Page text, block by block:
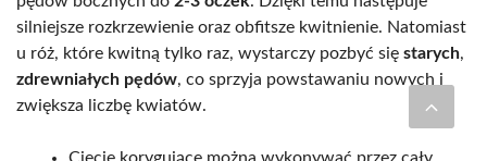
silniejsze rozkrzewienie oraz obfitsze kwitnienie. Natomiast
u róż, które kwitną tylko raz, wystarczy pozbyć się starych,
zdrewniałych pędów, co sprzyja powstawaniu nowych i
zwiększa liczbę kwiatów.